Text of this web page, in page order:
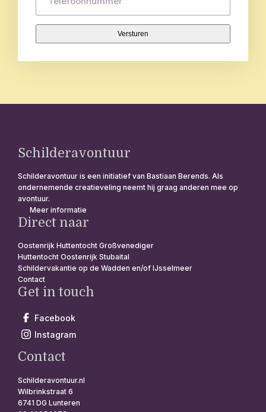
Schilderavontuur
Schilderavontuur is een initiatief van Bastiaan Berends. Als
ondernemende creatieveling neemt hij graag anderen mee op
avontuur.
Meer informatie
Direct naar
Oostenrijk Huttentocht Großvenediger
Huttentocht Oostenrijk Stubaital
Schildervakantie op de Wadden en/of IJsselmeer
Contact
Get in touch
Facebook
Instagram
Contact
Schilderavontuur.nl
Wilbrinkstraat 6
6741 DG Lunteren